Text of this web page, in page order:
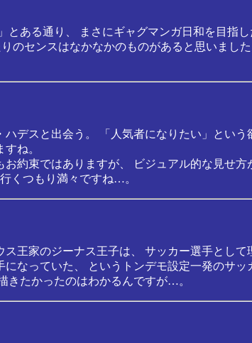
ある通り、 まさにギャグマンガ日和を目指し
のセンスはなかなかのものがあると思いま
デスと出会う。 「人気者になりたい」とい
ね。
約束ではありますが、 ビジュアル的な見せ方
くつもり満々ですね…。
王家のジーナス王子は、 サッカー選手として
なっていた、 というトンデモ設定一発のサ
きたかったのはわかるんですが…。